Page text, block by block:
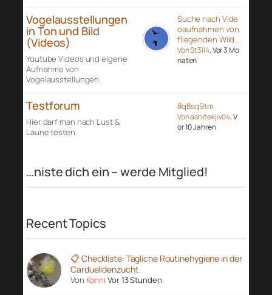
Vogelausstellungen
in Ton und Bild
(Videos)
Youtube Videos und eigene
Aufnahme von
Vogelausstellungen
Suche nach Vide
oaufnahmen von
fliegenden Wild…
Von St3ll4, Vor 3 Mo
naten
Testforum
Hier darf man nach Lust &
Laune testen
8q8sq9tm
Von ashitekjiv04, V
or 10 Jahren
…niste dich ein – werde Mitglied!
Recent Topics
📋 Checkliste: Tägliche Routinehygiene in der
Carduelidenzucht
Von Konni Vor 13 Stunden